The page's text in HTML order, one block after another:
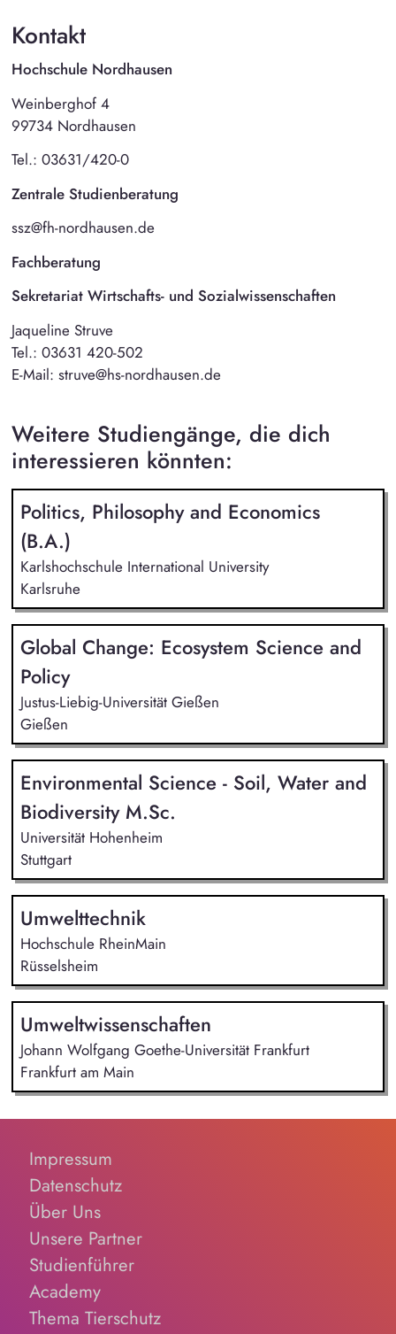
Kontakt
Hochschule Nordhausen
Weinberghof 4
99734 Nordhausen
Tel.: 03631/420-0
Zentrale Studienberatung
ssz@fh-nordhausen.de
Fachberatung
Sekretariat Wirtschafts- und Sozialwissenschaften
Jaqueline Struve
Tel.: 03631 420-502
E-Mail: struve@hs-nordhausen.de
Weitere Studiengänge, die dich
interessieren könnten:
Politics, Philosophy and Economics
(B.A.)
Karlshochschule International University
Karlsruhe
Global Change: Ecosystem Science and
Policy
Justus-Liebig-Universität Gießen
Gießen
Environmental Science - Soil, Water and
Biodiversity M.Sc.
Universität Hohenheim
Stuttgart
Umwelttechnik
Hochschule RheinMain
Rüsselsheim
Umweltwissenschaften
Johann Wolfgang Goethe-Universität Frankfurt
Frankfurt am Main
Impressum
Datenschutz
Über Uns
Unsere Partner
Studienführer
Academy
Thema Tierschutz